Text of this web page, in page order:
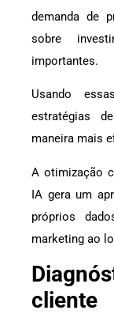
demanda de
sobre
importantes.
Usando
estratégias
maneira mais
A otimização
IA gera um
próprios
marketing ao
cliente